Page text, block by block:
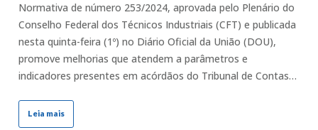
Normativa de número 253/2024, aprovada pelo Plenário do
Conselho Federal dos Técnicos Industriais (CFT) e publicada
nesta quinta-feira (1º) no Diário Oficial da União (DOU),
promove melhorias que atendem a parâmetros e
indicadores presentes em acórdãos do Tribunal de Contas…
Leia mais